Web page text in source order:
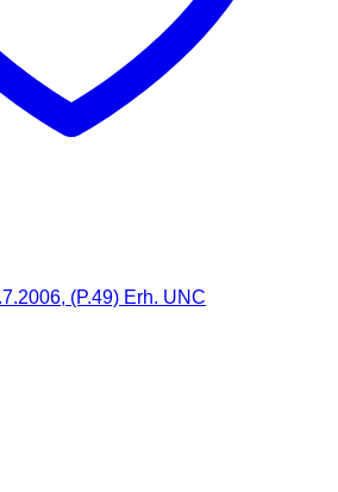
(P.49) Erh. UNC